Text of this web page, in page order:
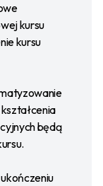
kursu
kursu
będą